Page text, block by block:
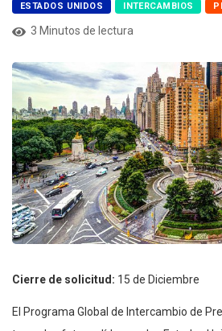
ESTADOS UNIDOS INTERCAMBIOS
3 Minutos de lectura
Cierre de solicitud: 15 de Diciembre
El Programa Global de Intercambio de